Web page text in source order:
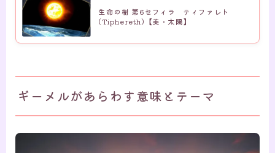
生命の樹 第6セフィラ ティファレト
(Tiphereth)【美・太陽】
ギーメルがあらわす意味とテーマ